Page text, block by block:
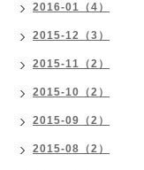
2016-01（4）
2015-12（3）
2015-11（2）
2015-10（2）
2015-09（2）
2015-08（2）